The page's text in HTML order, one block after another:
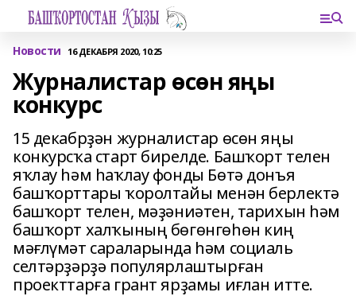
Новости 16 ДЕКАБРЯ 2020, 10:25
Журналистар өсөн яңы
конкурс
15 декабрҙән журналистар өсөн яңы
конкурсҡа старт бирелде. Башҡорт телен
яҡлау һәм һаҡлау фонды Бөтә донъя
башҡорттары ҡоролтайы менән берлектә
башҡорт телен, мәҙәниәтен, тарихын һәм
башҡорт халҡының бөгөнгөһөн киң
мәғлүмәт сараларында һәм социаль
селтәрҙәрҙә популярлаштырған
проекттарға грант ярҙамы иғлан итте.